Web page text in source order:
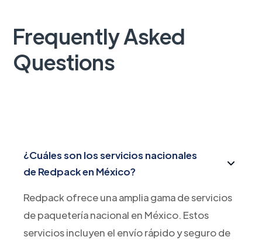
Frequently Asked
Questions
¿Cuáles son los servicios nacionales
de Redpack en México?
Redpack ofrece una amplia gama de servicios
de paquetería nacional en México. Estos
servicios incluyen el envío rápido y seguro de